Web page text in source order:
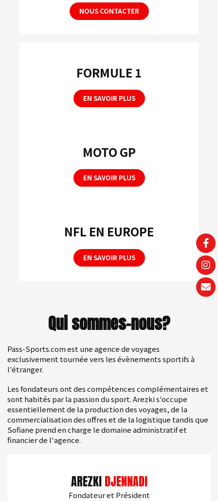
NOUS CONTACTER
FORMULE 1
EN SAVOIR PLUS
MOTO GP
EN SAVOIR PLUS
NFL EN EUROPE
EN SAVOIR PLUS
Qui sommes-nous?
Pass-Sports.com est une agence de voyages
exclusivement tournée vers les évènements sportifs à
l'étranger.
Les fondateurs ont des compétences complémentaires et
sont habités par la passion du sport. Arezki s'occupe
essentiellement de la production des voyages, de la
commercialisation des offres et de la logistique tandis que
Sofiane prend en charge le domaine administratif et
financier de l'agence.
AREZKIDJENNADI
Fondateur et Président